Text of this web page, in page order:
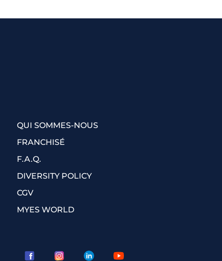
QUI SOMMES-NOUS
FRANCHISÉ
F.A.Q.
DIVERSITY POLICY
CGV
MYES WORLD